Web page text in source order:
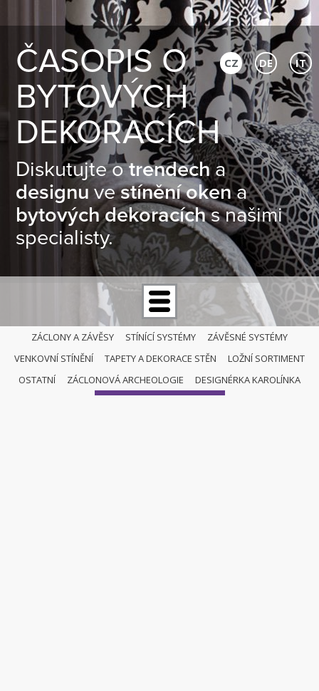
ČASOPIS O
BYTOVÝCH
DEKORACÍCH
Diskutujte otrendecha
designuvestínění okena
bytových dekoracíchs našimi
specialisty.
CZ DE IT
ZÁCLONY A ZÁVĚSY STÍNÍCÍ SYSTÉMY
ZÁVĚSNÉ SYSTÉMY
VENKOVNÍ STÍNĚNÍ
TAPETY A DEKORACE STĚN
LOŽNÍ SORTIMENT
OSTATNÍ
ZÁCLONOVÁ ARCHEOLOGIE DESIGNÉRKA KAROLÍNKA
ROLETY